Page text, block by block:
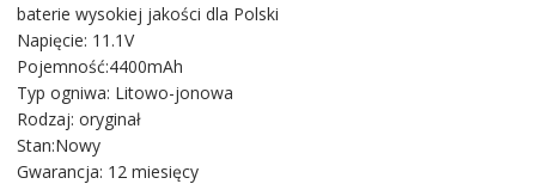
wynosiła:
228,71 zł.
wynosi:
baterie wysokiej jakości dla Polski
Napięcie: 11.1V
Pojemność:4400mAh
Typ ogniwa: Litowo-jonowa
Rodzaj: oryginał
Stan:Nowy
Gwarancja: 12 miesięcy